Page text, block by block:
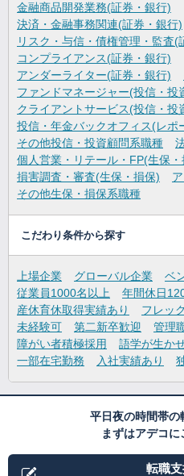
金融商品開発業務(証券・銀行)
決済・金融事務関連(証券・銀行)
リスク・与信・債権管理・監査(
コンプライアンス(証券・銀行)
アンダーライター(証券・銀行)
ファンドマネージャー(投信・投
クライアントサービス(投信・投
投信・年金バックオフィス(レポ
その他投信・投資顧問系職種
個人営業・リテール・FP(生保・
損害調査・審査(生保・損保)
その他生保・損保系職種
こだわり条件から探す
上場企業 グローバル企業 ベ
従業員1000名以上
年間休日
産休育休取得実績あり
フレッ
未経験可
第二新卒歓迎 管理
障がい者積極採用
語学が生か
一部在宅勤務
入社実績あり
平日夜の時間帯の
まずはアデコ
転職